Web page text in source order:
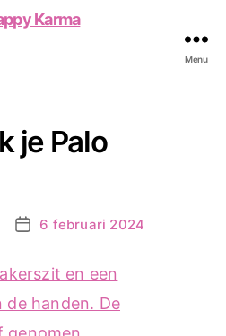
Menu
je Palo
Berichtdatum
6 februari 2024